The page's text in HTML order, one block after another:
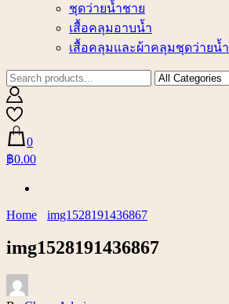
ชุดว่ายน้ำชาย
เสื้อคลุมอาบน้ำ
เสื้อคลุมและผ้าคลุมชุดว่ายน้ำ
0
฿0.00
Home img1528191436867
img1528191436867